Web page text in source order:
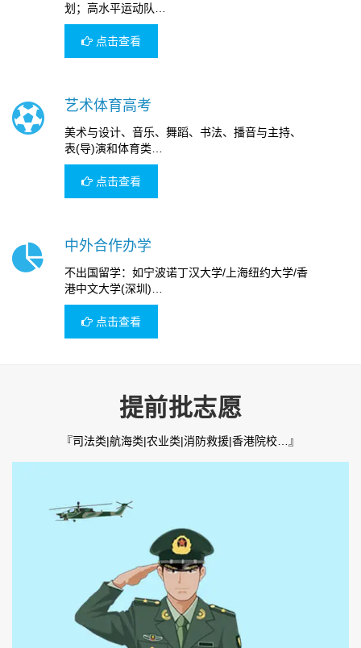
划；高水平运动队…
点击查看
艺术体育高考
美术与设计、音乐、舞蹈、书法、播音与主持、
表(导)演和体育类…
点击查看
中外合作办学
不出国留学：如宁波诺丁汉大学/上海纽约大学/香
港中文大学(深圳)…
点击查看
提前批志愿
『司法类|航海类|农业类|消防救援|香港院校…』